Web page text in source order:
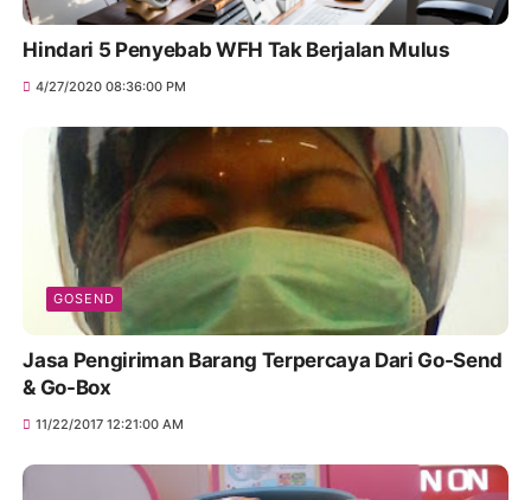
Hindari 5 Penyebab WFH Tak Berjalan Mulus
4/27/2020 08:36:00 PM
GOSEND
Jasa Pengiriman Barang Terpercaya Dari Go-Send
& Go-Box
11/22/2017 12:21:00 AM